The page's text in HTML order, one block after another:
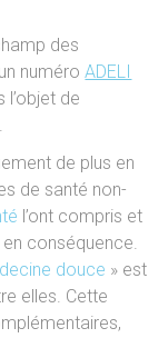
des
numéroADELI
l’objet de
de plus en
de santé non-
l’ont compris et
conséquence.
douce » est
elles. Cette